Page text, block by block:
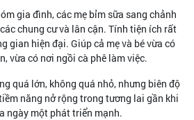
gia đình, các mẹ bỉm sữa sang chảnh
chung cư và lân cận. Tính tiện ích rất
gian hiện đại. Giúp cả mẹ và bé vừa có
vừa có nơi ngồi cà phê làm việc.
quá lớn, không quá nhỏ, nhưng biên độ
năng nở rộng trong tương lai gần khi
ngày một phát triển mạnh.